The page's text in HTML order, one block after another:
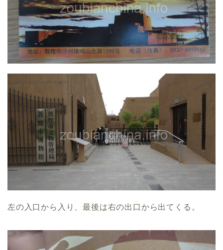
左の入口から入り、最後は右の出口から出てくる。